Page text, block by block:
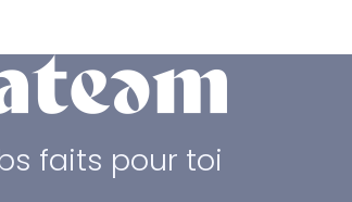
faits pour toi